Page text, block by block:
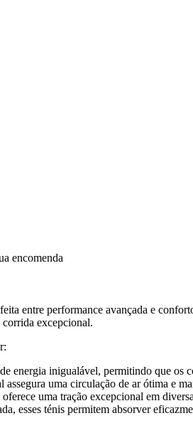
encomenda
entre performance avançada e
corrida excepcional.
energia inigualável, permitindo que os
uma circulação de ar ótima e
uma tração excepcional em
esses ténis permitem absorver